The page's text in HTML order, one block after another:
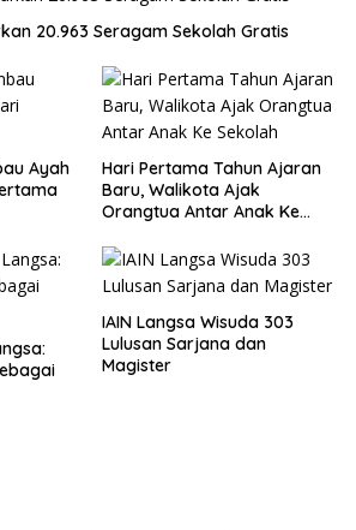
20.963 Seragam Sekolah Gratis
Ayah
Hari Pertama Tahun Ajaran
Baru, Walikota Ajak
Orangtua Antar Anak Ke
IAIN Langsa Wisuda 303
Lulusan Sarjana dan
Magister